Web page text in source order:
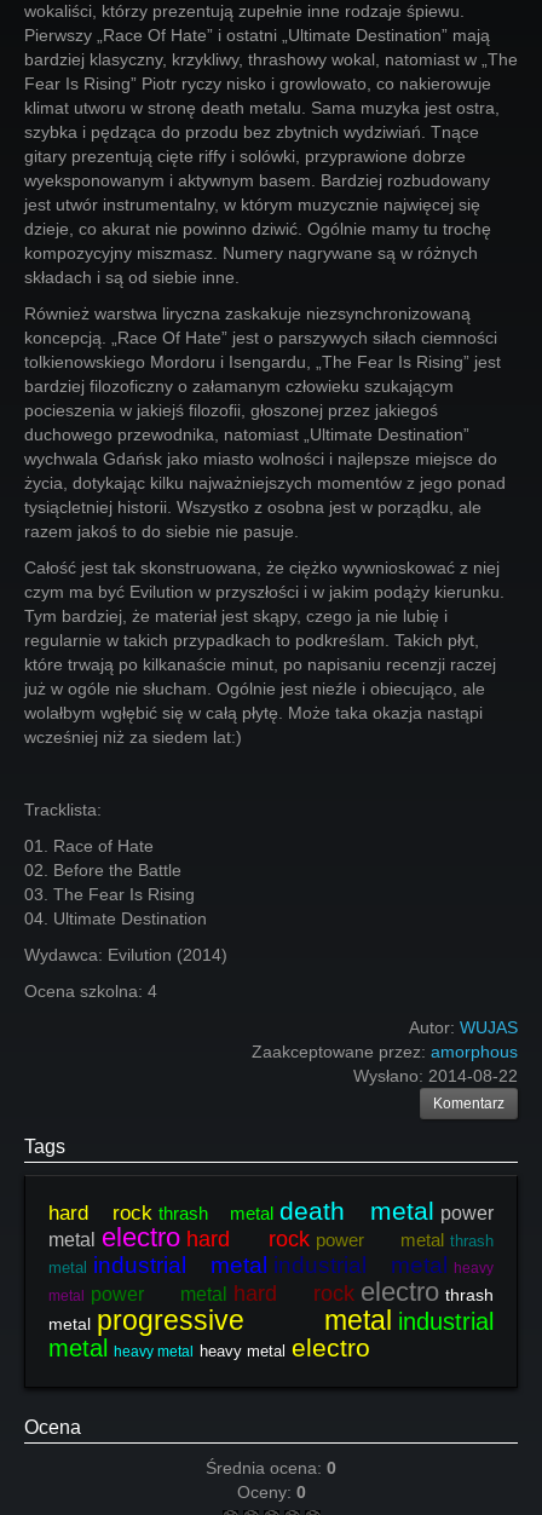
wokaliści, którzy prezentują zupełnie inne rodzaje śpiewu.
Pierwszy „Race Of Hate” i ostatni „Ultimate Destination” mają
bardziej klasyczny, krzykliwy, thrashowy wokal, natomiast w „The
Fear Is Rising” Piotr ryczy nisko i growlowato, co nakierowuje
klimat utworu w stronę death metalu. Sama muzyka jest ostra,
szybka i pędząca do przodu bez zbytnich wydziwiań. Tnące
gitary prezentują cięte riffy i solówki, przyprawione dobrze
wyeksponowanym i aktywnym basem. Bardziej rozbudowany
jest utwór instrumentalny, w którym muzycznie najwięcej się
dzieje, co akurat nie powinno dziwić. Ogólnie mamy tu trochę
kompozycyjny miszmasz. Numery nagrywane są w różnych
składach i są od siebie inne.
Również warstwa liryczna zaskakuje niezsynchronizowaną
koncepcją. „Race Of Hate” jest o parszywych siłach ciemności
tolkienowskiego Mordoru i Isengardu, „The Fear Is Rising” jest
bardziej filozoficzny o załamanym człowieku szukającym
pocieszenia w jakiejś filozofii, głoszonej przez jakiegoś
duchowego przewodnika, natomiast „Ultimate Destination”
wychwala Gdańsk jako miasto wolności i najlepsze miejsce do
życia, dotykając kilku najważniejszych momentów z jego ponad
tysiącletniej historii. Wszystko z osobna jest w porządku, ale
razem jakoś to do siebie nie pasuje.
Całość jest tak skonstruowana, że ciężko wywnioskować z niej
czym ma być Evilution w przyszłości i w jakim podąży kierunku.
Tym bardziej, że materiał jest skąpy, czego ja nie lubię i
regularnie w takich przypadkach to podkreślam. Takich płyt,
które trwają po kilkanaście minut, po napisaniu recenzji raczej
już w ogóle nie słucham. Ogólnie jest nieźle i obiecująco, ale
wolałbym wgłębić się w całą płytę. Może taka okazja nastąpi
wcześniej niż za siedem lat:)
Tracklista:
01. Race of Hate
02. Before the Battle
03. The Fear Is Rising
04. Ultimate Destination
Wydawca: Evilution (2014)
Ocena szkolna: 4
Autor: WUJAS
Zaakceptowane przez: amorphous
Wysłano: 2014-08-22
Komentarz
Tags
hard rock thrash metal death metal power
metal
electro hard rock power metal thrash
metal industrial metal industrial metal
heavy
metal
power metal hard rock electro thrash
metal progressive metal industrial
metal
heavy metal heavy metal electro
Ocena
Średnia ocena: 0
Oceny: 0